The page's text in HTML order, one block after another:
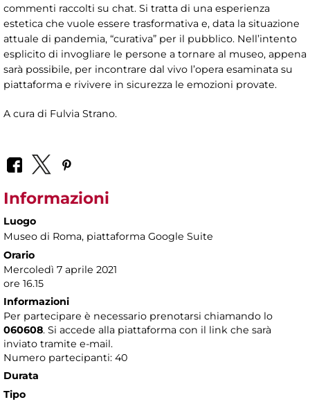
commenti raccolti su chat. Si tratta di una esperienza
estetica che vuole essere trasformativa e, data la situazione
attuale di pandemia, “curativa” per il pubblico. Nell’intento
esplicito di invogliare le persone a tornare al museo, appena
sarà possibile, per incontrare dal vivo l’opera esaminata su
piattaforma e rivivere in sicurezza le emozioni provate.
A cura di Fulvia Strano.
Informazioni
Luogo
Museo di Roma, piattaforma Google Suite
Orario
Mercoledì 7 aprile 2021
ore 16.15
Informazioni
Per partecipare è necessario prenotarsi chiamando lo
060608. Si accede alla piattaforma con il link che sarà
inviato tramite e-mail.
Numero partecipanti: 40
Durata
Tipo